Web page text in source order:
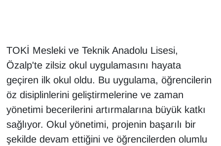
TOKİ Mesleki ve Teknik Anadolu Lisesi,
Özalp'te zilsiz okul uygulamasını hayata
geçiren ilk okul oldu. Bu uygulama, öğrencilerin
öz disiplinlerini geliştirmelerine ve zaman
yönetimi becerilerini artırmalarına büyük katkı
sağlıyor. Okul yönetimi, projenin başarılı bir
şekilde devam ettiğini ve öğrencilerden olumlu
İngilizce
Kadın
Kamu Alımları
Kim Kimdir?